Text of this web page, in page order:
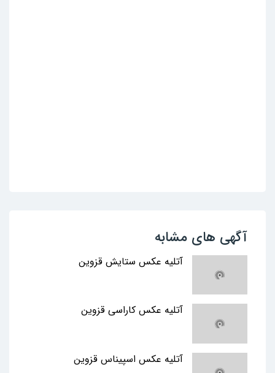
آگهی های مشابه
آتلیه عکس ستایش قزوین
آتلیه عکس کاراسی قزوین
آتلیه عکس اسپیناس قزوین